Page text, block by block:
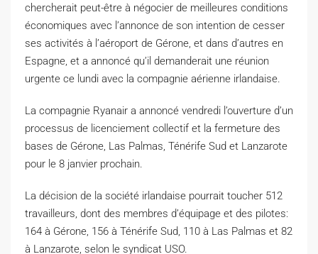
chercherait peut-être à négocier de meilleures conditions
économiques avec l’annonce de son intention de cesser
ses activités à l’aéroport de Gérone, et dans d’autres en
Espagne, et a annoncé qu’il demanderait une réunion
urgente ce lundi avec la compagnie aérienne irlandaise.
La compagnie Ryanair a annoncé vendredi l’ouverture d’un
processus de licenciement collectif et la fermeture des
bases de Gérone, Las Palmas, Ténérife Sud et Lanzarote
pour le 8 janvier prochain.
La décision de la société irlandaise pourrait toucher 512
travailleurs, dont des membres d’équipage et des pilotes:
164 à Gérone, 156 à Ténérife Sud, 110 à Las Palmas et 82
à Lanzarote, selon le syndicat USO.